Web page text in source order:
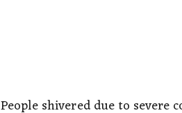
People shivered due to severe